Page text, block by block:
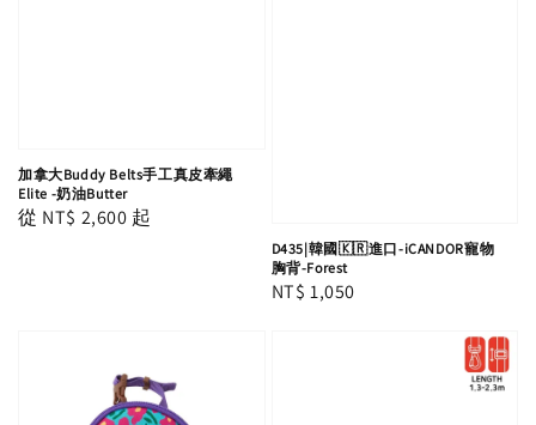
加拿大Buddy Belts手工真皮牽繩
Elite -奶油Butter
Regular
從 NT$ 2,600 起
D435|韓國🇰🇷進口-iCANDOR寵物
胸背-Forest
Regular
NT$ 1,050